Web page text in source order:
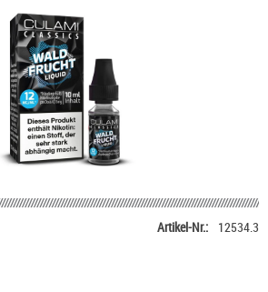
Artikel-Nr.: 12534.3